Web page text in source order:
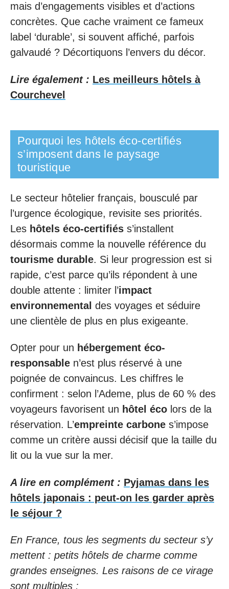
mais d’engagements visibles et d’actions
concrètes. Que cache vraiment ce fameux
label ‘durable’, si souvent affiché, parfois
galvaudé ? Décortiquons l’envers du décor.
Lire également : Les meilleurs hôtels à
Courchevel
Pourquoi les hôtels éco-certifiés
s’imposent dans le paysage
touristique
Le secteur hôtelier français, bousculé par
l’urgence écologique, revisite ses priorités.
Les hôtels éco-certifiés s’installent
désormais comme la nouvelle référence du
tourisme durable. Si leur progression est si
rapide, c’est parce qu’ils répondent à une
double attente : limiter l’impact
environnemental des voyages et séduire
une clientèle de plus en plus exigeante.
Opter pour un hébergement éco-
responsable n’est plus réservé à une
poignée de convaincus. Les chiffres le
confirment : selon l’Ademe, plus de 60 % des
voyageurs favorisent un hôtel éco lors de la
réservation. L’empreinte carbone s’impose
comme un critère aussi décisif que la taille du
lit ou la vue sur la mer.
A lire en complément : Pyjamas dans les
hôtels japonais : peut-on les garder après
le séjour ?
En France, tous les segments du secteur s’y
mettent : petits hôtels de charme comme
grandes enseignes. Les raisons de ce virage
sont multiples :